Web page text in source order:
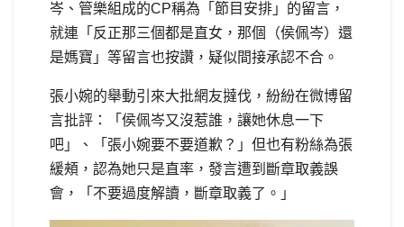
岑、管樂組成的CP稱為「節目安排」的留言，
就連「反正那三個都是直女，那個（侯佩岑）還
是媽寶」等留言也按讚，疑似間接承認不合。
張小婉的舉動引來大批網友撻伐，紛紛在微博留
言批評：「侯佩岑又沒惹誰，讓她休息一下
吧」、「張小婉要不要道歉？」但也有粉絲為張
緩頰，認為她只是直率，發言遭到斷章取義誤
會，「不要過度解讀，斷章取義了。」